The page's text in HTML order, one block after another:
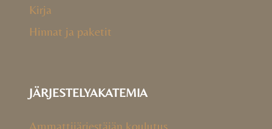
Kirja
Hinnat ja paketit
JÄRJESTELYAKATEMIA
Ammattijärjestäjän koulutus